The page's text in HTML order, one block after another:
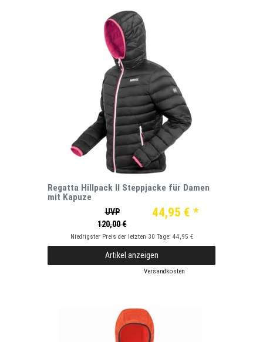
Regatta Hillpack II Steppjacke für Damen
mit Kapuze
UVP
120,00 €
44,95 € *
Niedrigster Preis der letzten 30 Tage: 44,95 €
Artikel anzeigen
Versandkosten